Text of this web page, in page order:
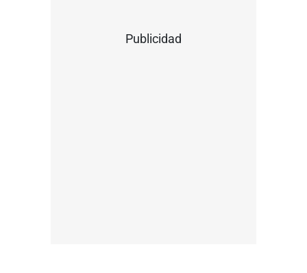
Publicidad